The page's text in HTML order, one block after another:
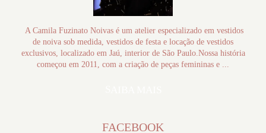
A Camila Fuzinato Noivas é um atelier especializado em vestidos
de noiva sob medida, vestidos de festa e locação de vestidos
exclusivos, localizado em Jaú, interior de São Paulo.Nossa história
começou em 2011, com a criação de peças femininas e ...
FACEBOOK